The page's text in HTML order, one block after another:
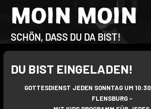
MOIN MOIN
SCHÖN, DASS DU DA BIST!
DU BIST EINGELADEN!
GOTTESDIENST JEDEN SONNTAG UM
FLENSBURG -